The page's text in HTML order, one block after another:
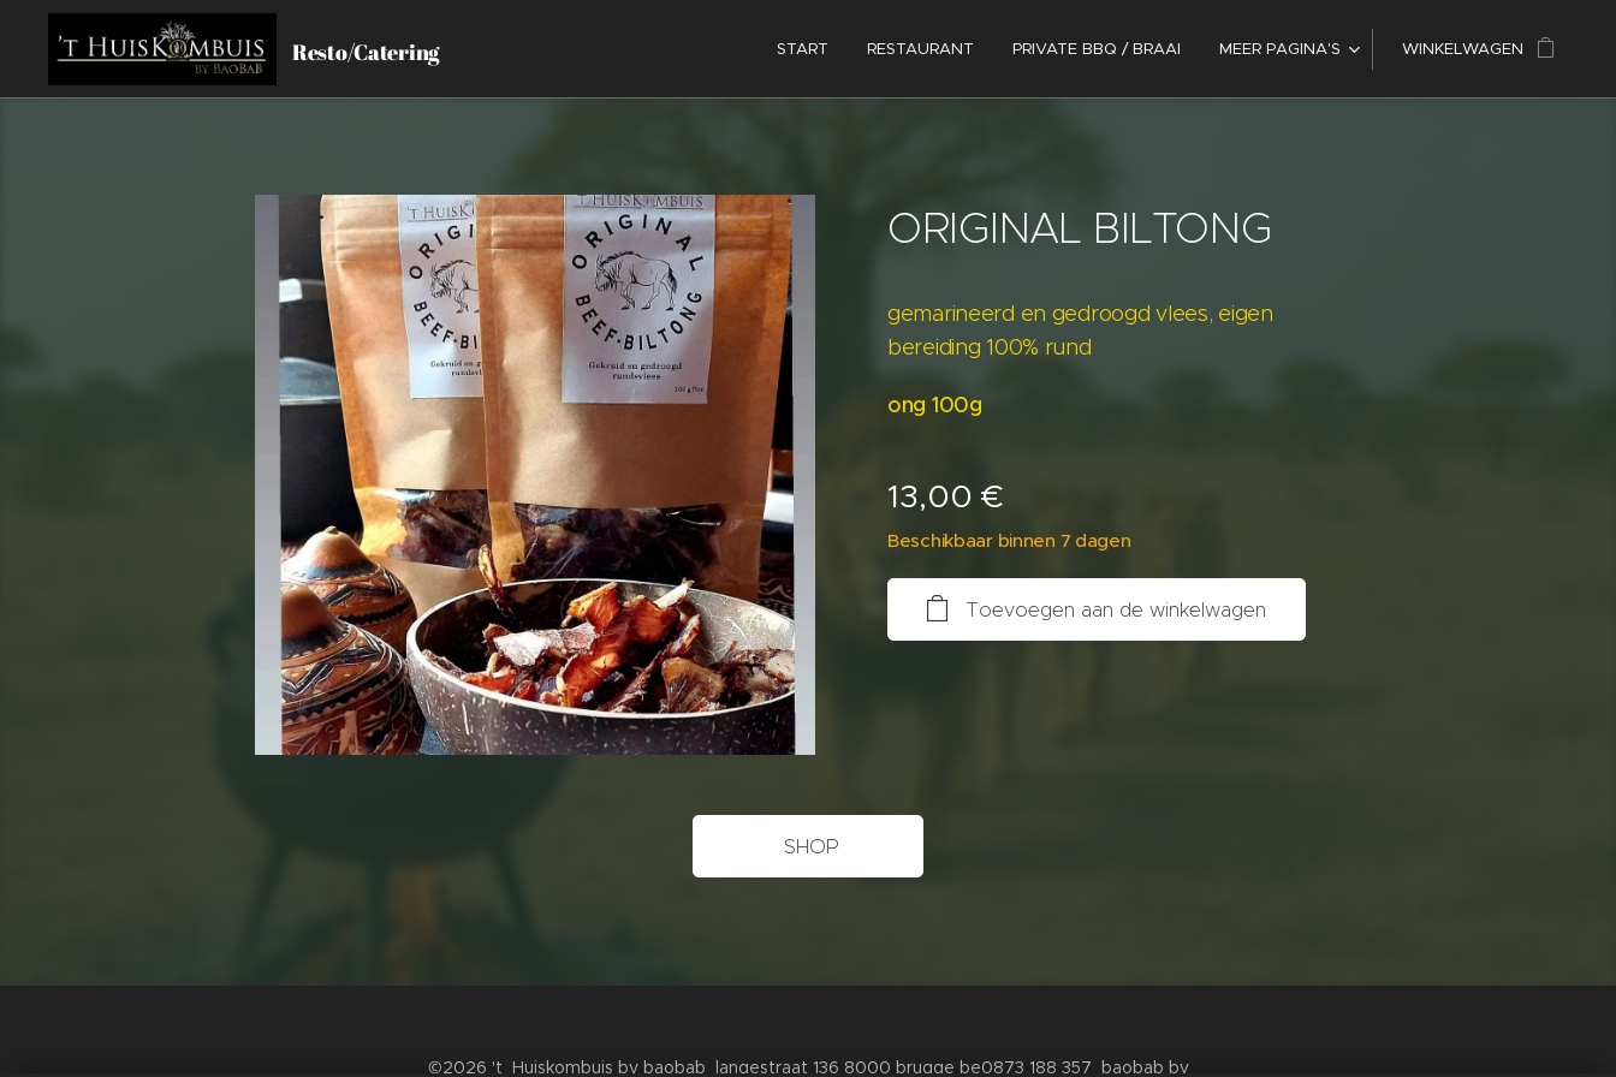
Resto/Catering START RESTAURANT PRIVATE BBQ / BRAAI MEER PAGINA'S WINKELWAGEN
ORIGINAL BILTONG
gemarineerd en gedroogd vlees, eigen
bereiding 100% rund
ong 100g
13,00 €
Beschikbaar binnen 7 dagen
Toevoegen aan de winkelwagen
SHOP
©2026 't Huiskombuis by baobab langestraat 136 8000 brugge be0873 188 357 baobab bv